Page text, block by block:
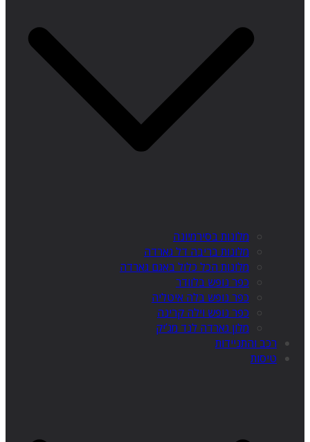
מלונות בסירמיונה
מלונות בריבה דל גארדה
מלונות הכל כלול באגם גארדה
כפר נופש בלוודר
כפר נופש בלה איטליה
כפר נופש וילה קרינה
מלון גארדה לנד מג’יק
רכב והתניידות
טיסות